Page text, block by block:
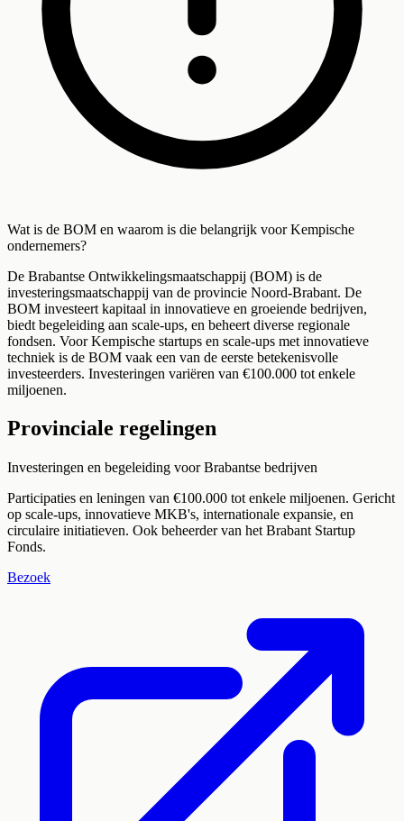
Wat is de BOM en waarom is die belangrijk voor Kempische
ondernemers?
De Brabantse Ontwikkelingsmaatschappij (BOM) is de
investeringsmaatschappij van de provincie Noord-Brabant. De
BOM investeert kapitaal in innovatieve en groeiende bedrijven,
biedt begeleiding aan scale-ups, en beheert diverse regionale
fondsen. Voor Kempische startups en scale-ups met innovatieve
techniek is de BOM vaak een van de eerste betekenisvolle
investeerders. Investeringen variëren van €100.000 tot enkele
miljoenen.
Provinciale regelingen
Investeringen en begeleiding voor Brabantse bedrijven
Participaties en leningen van €100.000 tot enkele miljoenen. Gericht
op scale-ups, innovatieve MKB's, internationale expansie, en
circulaire initiatieven. Ook beheerder van het Brabant Startup
Fonds.
Bezoek